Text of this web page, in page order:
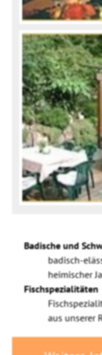
Badische und
badisch-
heimischer
Fischspezialitäten
aus unserer